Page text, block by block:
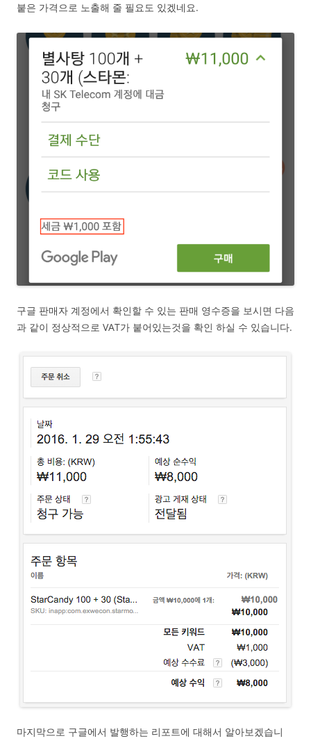
붙은 가격으로 노출해 줄 필요도 있겠네요.
구글 판매자 계정에서 확인할 수 있는 판매 영수증을 보시면 다음
과 같이 정상적으로 VAT가 붙어있는것을 확인 하실 수 있습니다.
마지막으로 구글에서 발행하는 리포트에 대해서 알아보겠습니